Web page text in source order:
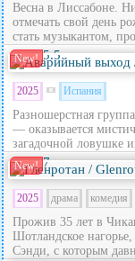
Весна в Лиссабоне.
отмечать свой день
стать музыкантом,
New! 5.5
2025 Испания
Разношерстная
— оказывается
загадочной ловушке
New! 7
2025 драма комедия
Прожив 35 лет в
Шотландское
Сэнди, с которым